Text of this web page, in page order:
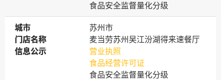
食品安全监督量化分级
城市
城市
苏州市
门店名称
门店名称
麦当劳苏州吴江汾湖得来速餐厅
信息公示
信息公示
营业执照
食品经营许可证
食品安全监督量化分级